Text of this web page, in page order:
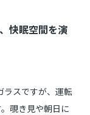
快眠空間を演
ラスですが、運転
覗き見や朝日に